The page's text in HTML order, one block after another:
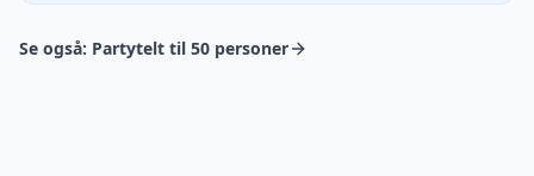
Se også: Partytelt til 50 personer